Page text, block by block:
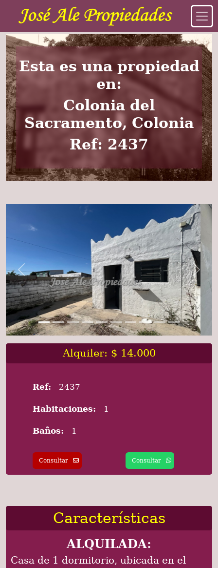
Esta es una propiedad
en:
Colonia del
Sacramento, Colonia
Ref: 2437
Previous Next
Alquiler: $ 14.000
Ref: 2437
Habitaciones: 1
Baños: 1
Consultar Consultar
Características
ALQUILADA:
Casa de 1 dormitorio, ubicada en el